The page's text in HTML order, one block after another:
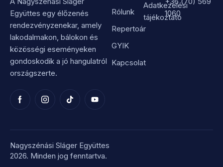
Együttes egy élőzenés
rendezvényzenekar, amely
lakodalmakon, bálokon és
közösségi eseményeken
gondoskodik a jó hangulatról
országszerte.
Rólunk
Repertoár
GYIK
Kapcsolat
Adatkezelési
tájékoztató
1060
Nagyszénási Sláger Együttes
2026. Minden jog fenntartva.